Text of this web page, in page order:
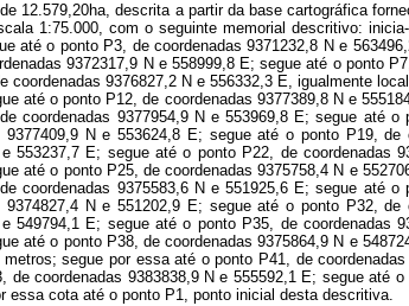
descrita a partir da base cartográfica
1:75.000, com o seguinte memorial descritivo:
até o ponto P3, de coordenadas 9371232,8 N e
9372317,9 N e 558999,8 E; segue até o ponto
9376827,2 N e 556332,3 E, igualmente
até o ponto P12, de coordenadas 9377389,8 N e
coordenadas 9377954,9 N e 553969,8 E; segue até
N e 553624,8 E; segue até o ponto P19,
E; segue até o ponto P22, de
até o ponto P25, de coordenadas 9375758,4 N e
coordenadas 9375583,6 N e 551925,6 E; segue até
N e 551202,9 E; segue até o ponto P32,
E; segue até o ponto P35, de
até o ponto P38, de coordenadas 9375864,9 N e
segue por essa até o ponto P41, de
coordenadas 9383838,9 N e 555592,1 E; segue até
essa cota até o ponto P1, ponto inicial desta descritiva.